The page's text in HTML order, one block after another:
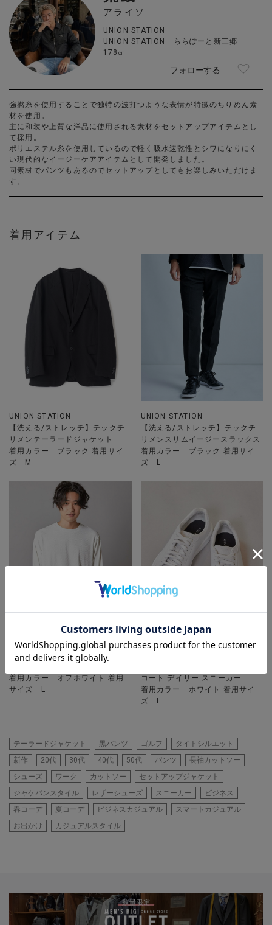
アライソ
UNION STATION
UNION STATION ららぽーと新三郷
178㎝
フォローする
強撚糸を使用することで独特の波打つような表情が特徴のちりめん素
材を使用。
主に和装や上質な洋品に使用される素材をセットアップアイテムとし
て採用。
ポリエステル糸を使用しているので軽く吸水速乾性とシワになりにく
い現代的なイージーケアアイテムとして開発しました。
同素材でパンツもあるのでセットアップとしてもお楽しみいただけま
す。
着用アイテム
UNION STATION
【洗える/ストレッチ】テックチ
リメンテーラードジャケット
着用カラー ブラック 着用サイ
ズ M
UNION STATION
【洗える/ストレッチ】テックチ
リメンスリムイージースラックス
着用カラー ブラック 着用サイ
ズ L
UNION STATION
【速乾・抗菌」】スクエアジャガ
着用カラー オフホワイト 着用
サイズ L
UNION STATION
コート デイリー スニーカー
着用カラー ホワイト 着用サイ
ズ L
テーラードジャケット 黒パンツ ゴルフ
タイトシルエット
新作
20代 30代 40代 50代 パンツ
長袖カットソー
シューズ
ワーク カットソー
セットアップジャケット
ジャケパンスタイル
レザーシューズ スニーカー
ビジネス
春コーデ
夏コーデ ビジネスカジュアル
スマートカジュアル
お出かけ
カジュアルスタイル